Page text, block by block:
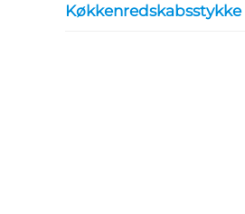
Køkkenredskabsstykke